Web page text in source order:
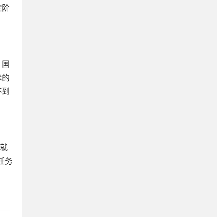
阶
务